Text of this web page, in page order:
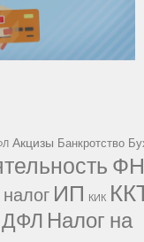
Акцизы Банкротство
ИП КИК
Налог на